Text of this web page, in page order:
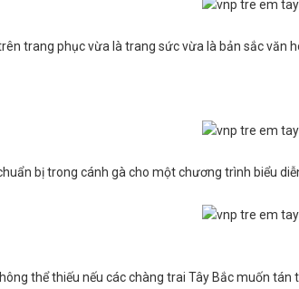
trang phục vừa là trang sức vừa là bản sắc văn
bị trong cánh gà cho một chương trình biểu
thể thiếu nếu các chàng trai Tây Bắc muốn